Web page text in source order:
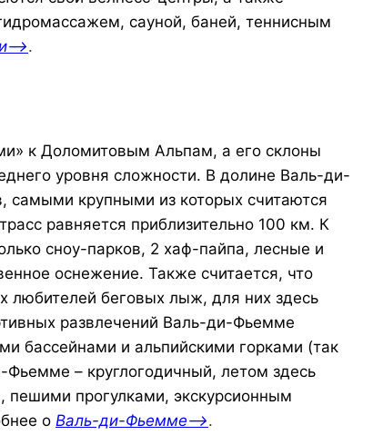
сауной, баней, теннисным
.
к Доломитовым Альпам, а его склоны
уровня сложности. В долине Валь-ди-
самыми крупными из которых считаются
равняется приблизительно 100 км. К
сноу-парков, 2 хаф-пайпа, лесные и
оснежение. Также считается, что
любителей беговых лыж, для них здесь
развлечений Валь-ди-Фьемме
бассейнами и альпийскими горками (так
– круглогодичный, летом здесь
пешими прогулками, экскурсионным
о Валь-ди-Фьемме—>.